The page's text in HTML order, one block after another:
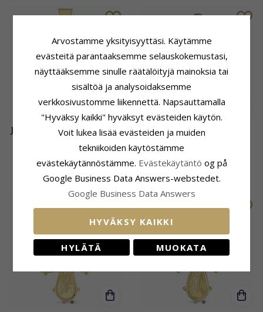
Jeesus BNH risti 14 karaatin
CHANTI hinta 614,-
21 x 25 mm dagmarinristi
Isä Meidän rukouksell 8
karaatin kultaa - Amoré
CHANTI hinta 544,-
Arvostamme yksityisyyttäsi. Käytämme
evästeitä parantaaksemme selauskokemustasi,
näyttääksemme sinulle räätälöityjä mainoksia tai
sisältöä ja analysoidaksemme
verkkosivustomme liikennettä. Napsauttamalla
"Hyväksy kaikki" hyväksyt evästeiden käytön.
Voit lukea lisää evästeiden ja muiden
tekniikoiden käytöstämme
evästekäytännöstämme. Evästekäytäntö og på
Google Business Data Answers-webstedet.
Google Business Data Answers
HYVÄKSY KAIKKI
HYLÄTÄ MUOKATA